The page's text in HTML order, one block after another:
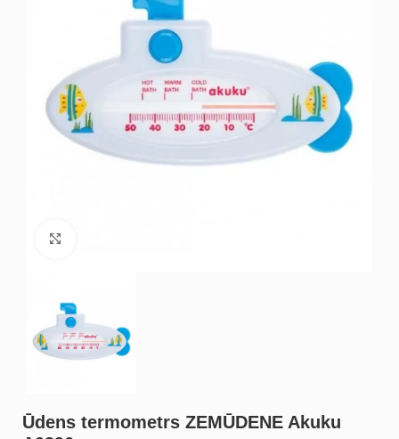
Ūdens termometrs ZEMŪDENE Akuku